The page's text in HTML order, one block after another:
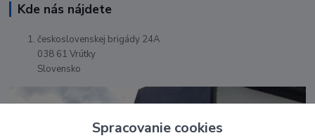
Kde nás nájdete
československej brigády 24A
038 61 Vrútky
Slovensko
Spracovanie cookies